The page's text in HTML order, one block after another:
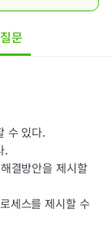
문
수 있다.
.
결방안을 제시할
세스를 제시할 수